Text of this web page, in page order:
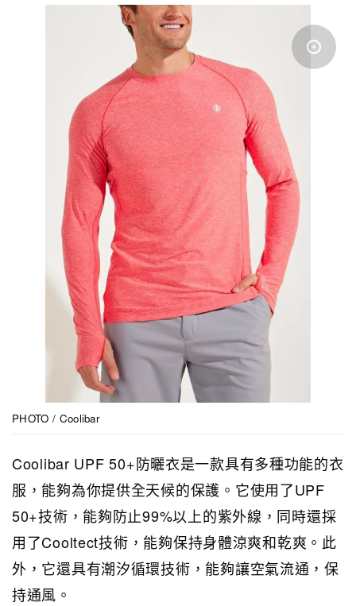
PHOTO / Coolibar
Coolibar UPF 50+防曬衣是一款具有多種功能的衣
服，能夠為你提供全天候的保護。它使用了UPF
50+技術，能夠防止99%以上的紫外線，同時還採
用了Cooltect技術，能夠保持身體涼爽和乾爽。此
外，它還具有潮汐循環技術，能夠讓空氣流通，保
持通風。